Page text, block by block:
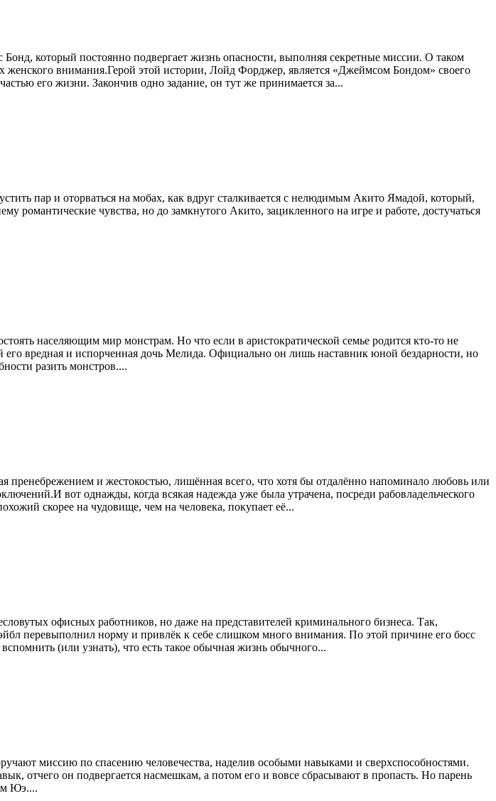
который постоянно подвергает жизнь опасности, выполняя секретные миссии. О таком
внимания.Герой этой истории, Лойд Форджер, является «Джеймсом Бондом» своего
его жизни. Закончив одно задание, он тут же принимается за...
пар и оторваться на мобах, как вдруг сталкивается с нелюдимым Акито Ямадой, который,
романтические чувства, но до замкнутого Акито, зацикленного на игре и работе, достучаться
населяющим мир монстрам. Но что если в аристократической семье родится кто-то не
вредная и испорченная дочь Мелида. Официально он лишь наставник юной бездарности, но
разить монстров....
и жестокостью, лишённая всего, что хотя бы отдалённо напоминало любовь или
вот однажды, когда всякая надежда уже была утрачена, посреди рабовладельческого
скорее на чудовище, чем на человека, покупает её...
офисных работников, но даже на представителей криминального бизнеса. Так,
перевыполнил норму и привлёк к себе слишком много внимания. По этой причине его босс
(или узнать), что есть такое обычная жизнь обычного...
миссию по спасению человечества, наделив особыми навыками и сверхспособностями.
отчего он подвергается насмешкам, а потом его и вовсе сбрасывают в пропасть. Но парень
Юэ....